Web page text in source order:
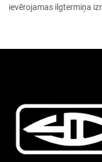
ievērojamas ilgtermiņa